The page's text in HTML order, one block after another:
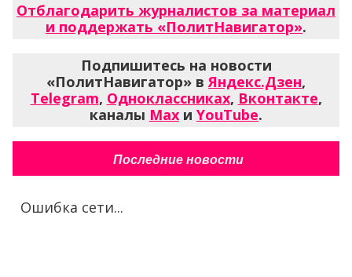
Отблагодарить журналистов за материал
и поддержать «ПолитНавигатор».
Подпишитесь на новости
«ПолитНавигатор» вЯндекс.Дзен,
Telegram, Одноклассниках, Вконтакте,
каналы Max и YouTube.
Последние новости
Ошибка сети...